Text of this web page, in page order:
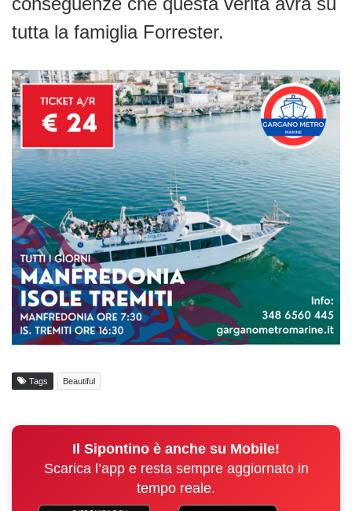
tutta la famiglia Forrester.
Tags Beautiful
Il Sipontino è anche su Mobile!
Scarica l’app e resta sempre aggiornato in
tempo reale.